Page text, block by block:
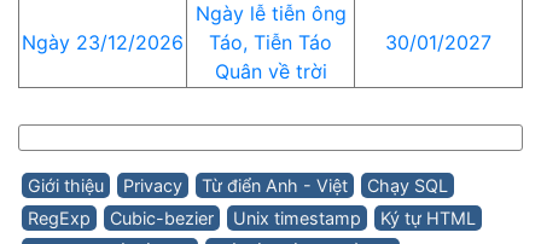
Ngày 23/12/2026
Ngày lễ tiễn ông
Táo, Tiễn Táo
Quân về trời
30/01/2027
Giới thiệu Privacy Từ điển Anh - Việt
Chạy SQL
RegExp
Cubic-bezier Unix timestamp
Ký tự HTML